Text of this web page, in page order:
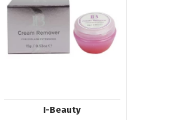
I-Beauty